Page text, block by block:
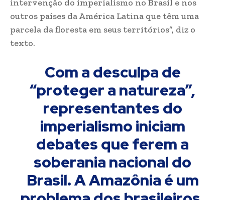
intervenção do imperialismo no Brasil e nos
outros países da América Latina que têm uma
parcela da floresta em seus territórios”, diz o
texto.
Com a desculpa de
“proteger a natureza”,
representantes do
imperialismo iniciam
debates que ferem a
soberania nacional do
Brasil. A Amazônia é um